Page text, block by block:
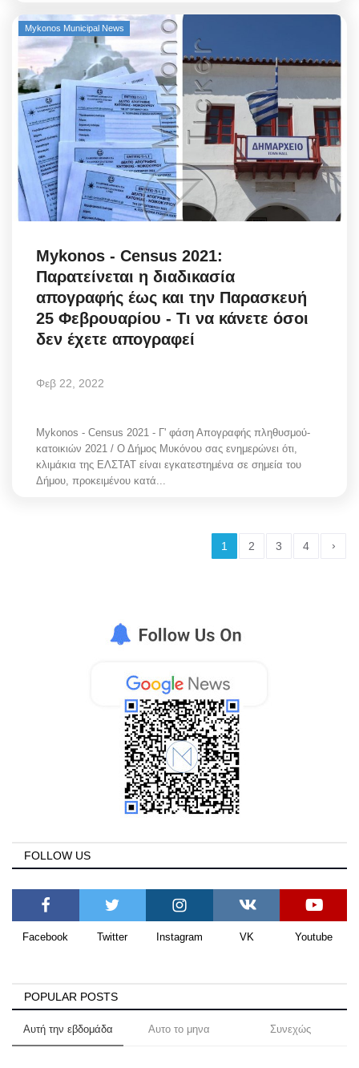
Mykonos Municipal News
Mykonos - Census 2021:
Παρατείνεται η διαδικασία
απογραφής έως και την Παρασκευή
25 Φεβρουαρίου - Τι να κάνετε όσοι
δεν έχετε απογραφεί
Φεβ 22, 2022
Mykonos - Census 2021 - Γ' φάση Απογραφής πληθυσμού-
κατοικιών 2021 / Ο Δήμος Μυκόνου σας ενημερώνει ότι,
κλιμάκια της ΕΛΣΤΑΤ είναι εγκατεστημένα σε σημεία του
Δήμου, προκειμένου κατά...
1 2 3 4 ›
FOLLOW US
Facebook Twitter Instagram VK Youtube
POPULAR POSTS
Αυτή την εβδομάδα Αυτο το μηνα Συνεχώς